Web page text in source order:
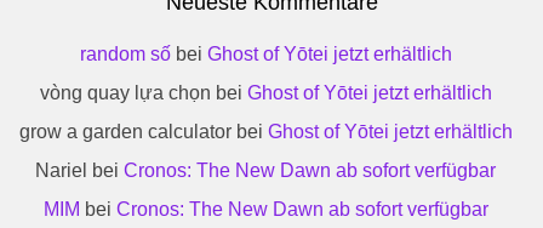
random sốbei Ghost of Yōtei jetzt erhältlich
vòng quay lựa chọn bei Ghost of Yōtei jetzt erhältlich
grow a garden calculatorbei Ghost of Yōtei jetzt erhältlich
Nariel bei Cronos: The New Dawn ab sofort verfügbar
MIM bei Cronos: The New Dawn ab sofort verfügbar